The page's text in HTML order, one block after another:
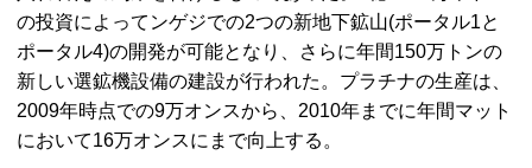
の投資によってンゲジでの2つの新地下鉱山(ポータル1と
ポータル4)の開発が可能となり、さらに年間150万トンの
新しい選鉱機設備の建設が行われた。プラチナの生産は、
2009年時点での9万オンスから、2010年までに年間マット
において16万オンスにまで向上する。